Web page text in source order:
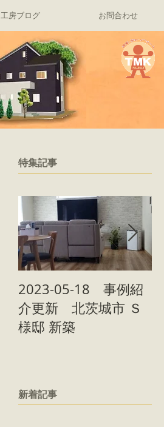
工房ブログ お問合わせ
特集記事
2023-05-18 事例紹
介更新 北茨城市 Ｓ
様邸 新築
新着記事